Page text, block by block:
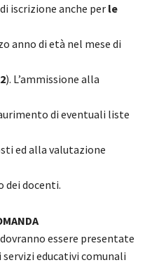
iscrizione anche per le
anno di età nel mese di
). L’ammissione alla
di eventuali liste
ed alla valutazione
dei docenti.
essere presentate
educativi comunali